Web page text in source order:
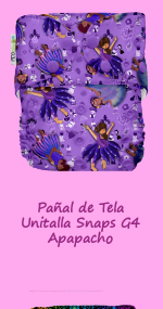
Pañal de Tela
Unitalla Snaps G4
Apapacho